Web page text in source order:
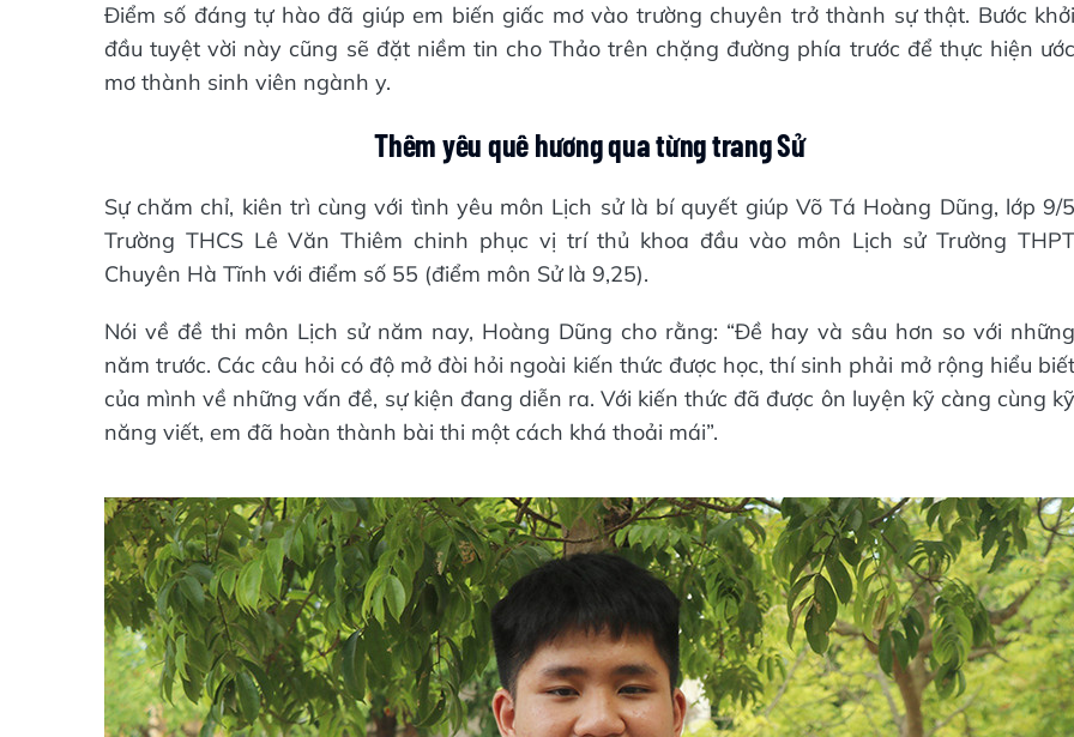
Điểm số đáng tự hào đã giúp em biến giấc mơ vào trường chuyên trở thành sự thật. Bước khởi
đầu tuyệt vời này cũng sẽ đặt niềm tin cho Thảo trên chặng đường phía trước để thực hiện ước
mơ thành sinh viên ngành y.
Thêm yêuquê hương qua từng trangSử
Sự chăm chỉ, kiên trì cùng với tình yêu môn Lịch sử là bí quyết giúp Võ Tá Hoàng Dũng, lớp 9/5
Trường THCS Lê Văn Thiêm chinh phục vị trí thủ khoa đầu vào môn Lịch sử Trường THPT
Chuyên Hà Tĩnh với điểm số 55 (điểm môn Sử là 9,25).
Nói về đề thi môn Lịch sử năm nay, Hoàng Dũng cho rằng: “Đề hay và sâu hơn so với những
năm trước. Các câu hỏi có độ mở đòi hỏi ngoài kiến thức được học, thí sinh phải mở rộng hiểu biết
của mình về những vấn đề, sự kiện đang diễn ra. Với kiến thức đã được ôn luyện kỹ càng cùng kỹ
năng viết, em đã hoàn thành bài thi một cách khá thoải mái”.